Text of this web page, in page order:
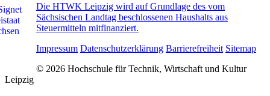
Die HTWK Leipzig wird auf Grundlage des vom
Sächsischen Landtag beschlossenen Haushalts aus
Steuermitteln mitfinanziert.
Impressum Datenschutzerklärung Barrierefreiheit Sitemap
© 2026 Hochschule für Technik, Wirtschaft und Kultur
Leipzig